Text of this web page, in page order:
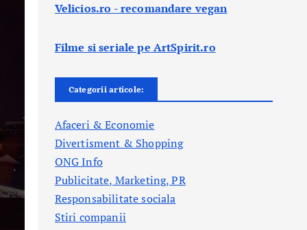
Velicios.ro - recomandare vegan
Filme si seriale pe ArtSpirit.ro
Categorii articole:
Afaceri & Economie
Divertisment & Shopping
ONG Info
Publicitate, Marketing, PR
Responsabilitate sociala
Stiri companii